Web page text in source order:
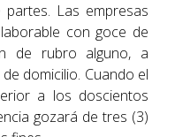
Las empresas
con goce de
de rubro alguno, a
domicilio. Cuando el
a los doscientos
gozará de tres (3)